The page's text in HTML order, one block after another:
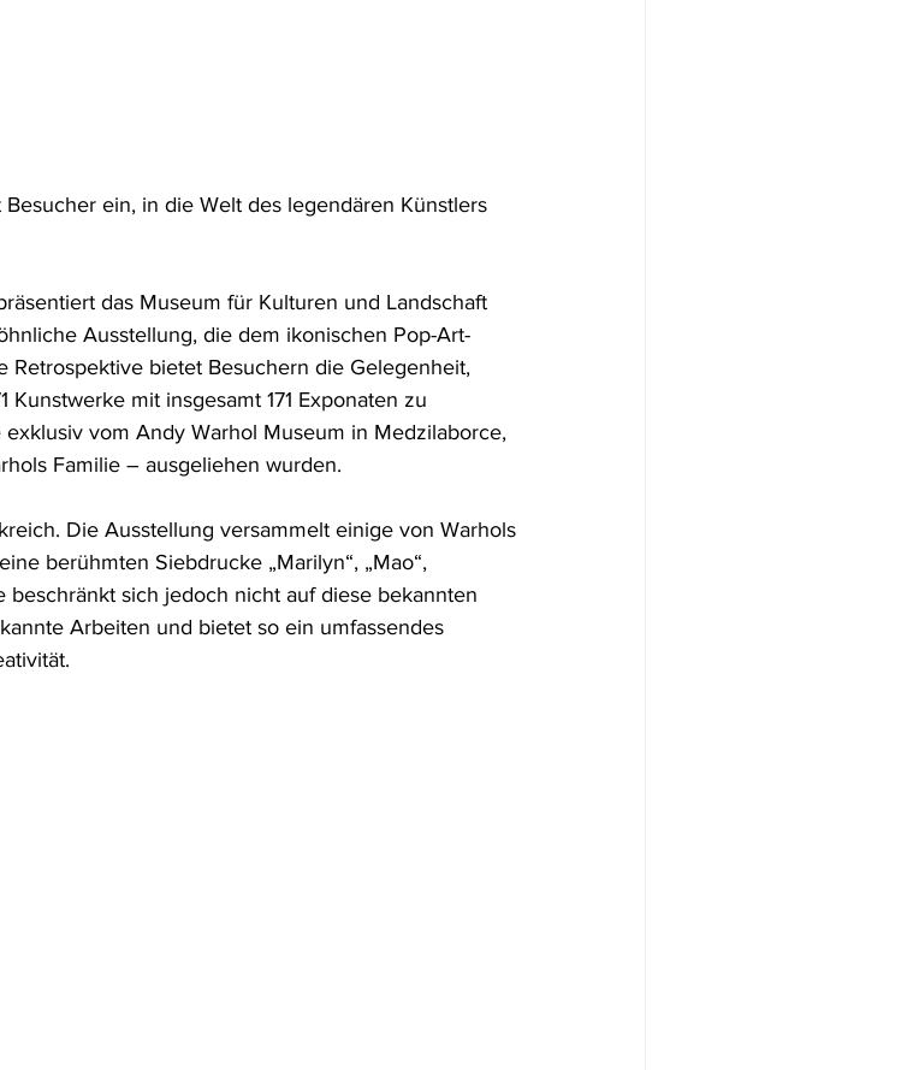
ein, in die Welt des legendären Künstlers
das Museum für Kulturen und Landschaft
Ausstellung, die dem ikonischen Pop-Art-
Retrospektive bietet Besuchern die Gelegenheit,
mit insgesamt 171 Exponaten zu
vom Andy Warhol Museum in Medzilaborce,
Familie – ausgeliehen wurden.
Die Ausstellung versammelt einige von Warhols
berühmten Siebdrucke „Marilyn“, „Mao“,
beschränkt sich jedoch nicht auf diese bekannten
Arbeiten und bietet so ein umfassendes